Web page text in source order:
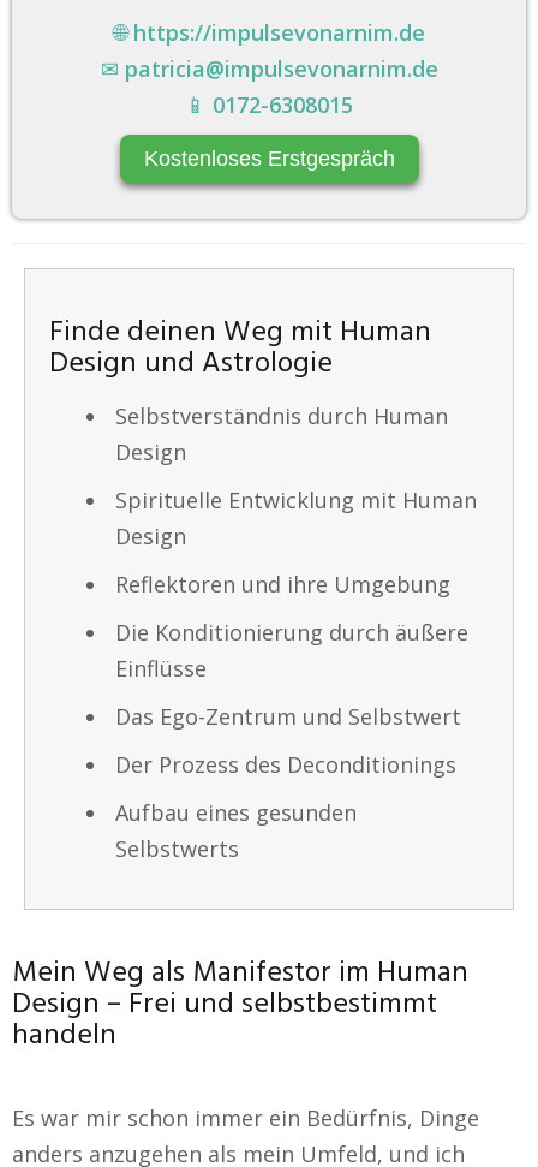
🌐https://impulsevonarnim.de
✉ patricia@impulsevonarnim.de
📱 0172-6308015
Kostenloses Erstgespräch
Finde deinen Weg mit Human
Design und Astrologie
Selbstverständnis durch Human
Design
Spirituelle Entwicklung mit Human
Design
Reflektoren und ihre Umgebung
Die Konditionierung durch äußere
Einflüsse
Das Ego-Zentrum und Selbstwert
Der Prozess des Deconditionings
Aufbau eines gesunden
Selbstwerts
Mein Weg als Manifestor im Human
Design – Frei und selbstbestimmt
handeln
Es war mir schon immer ein Bedürfnis, Dinge
anders anzugehen als mein Umfeld, und ich